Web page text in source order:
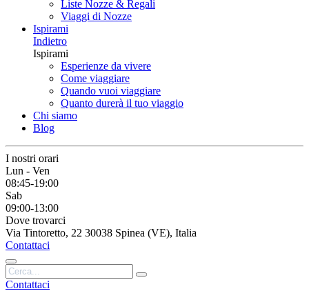
Liste Nozze & Regali
Viaggi di Nozze
Ispirami
Indietro
Ispirami
Esperienze da vivere
Come viaggiare
Quando vuoi viaggiare
Quanto durerà il tuo viaggio
Chi siamo
Blog
I nostri orari
Lun - Ven
08:45-19:00
Sab
09:00-13:00
Dove trovarci
Via Tintoretto, 22 30038 Spinea (VE), Italia
Contattaci
Contattaci